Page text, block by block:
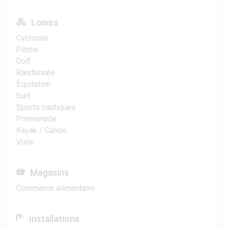
Loisirs
Cyclisme
Pêche
Golf
Randonnée
Équitation
Surf
Sports nautiques
Promenade
Kayak / Canoë
Voile
Magasins
Commerce alimentaire
Installations